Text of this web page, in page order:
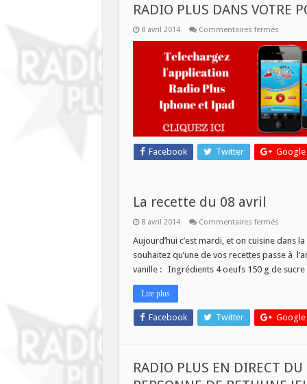
RADIO PLUS DANS VOTRE
8 avril 2014 Commentaires ferméssur
PLUS
DANS
VOTRE
POCHE
Facebook Twitter Google
La recette du 08 avril
8 avril 2014 Commentaires ferméssur
recette
08
avril
Aujourd’hui c’est mardi, et on cuisine dans
souhaitez qu’une de vos recettes passe à
vanille : Ingrédients 4 oeufs 150 g de
Lire plus
Facebook Twitter Google
RADIO PLUS EN DIRECT